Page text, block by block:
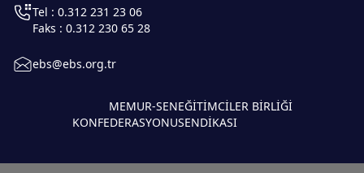
MEMUR-SEN
KONFEDERASYONU
EĞİTİMCİLER BİRLİĞİ
SENDİKASI
Tel : 0.312 231 23 06
Faks : 0.312 230 65 28
ebs@ebs.org.tr